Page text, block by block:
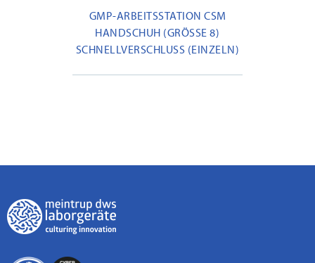
GMP-ARBEITSSTATION CSM
HANDSCHUH (GRÖSSE 8) S
CHNELLVERSCHLUSS (EINZELN)